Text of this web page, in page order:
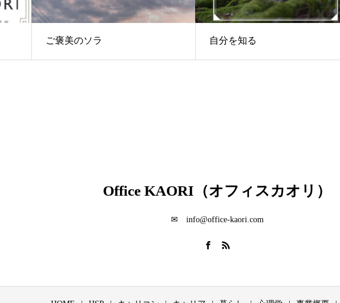
ご褒美のソラ 自分を知る
Office KAORI（オフィスカオリ）
✉ info@office-kaori.com